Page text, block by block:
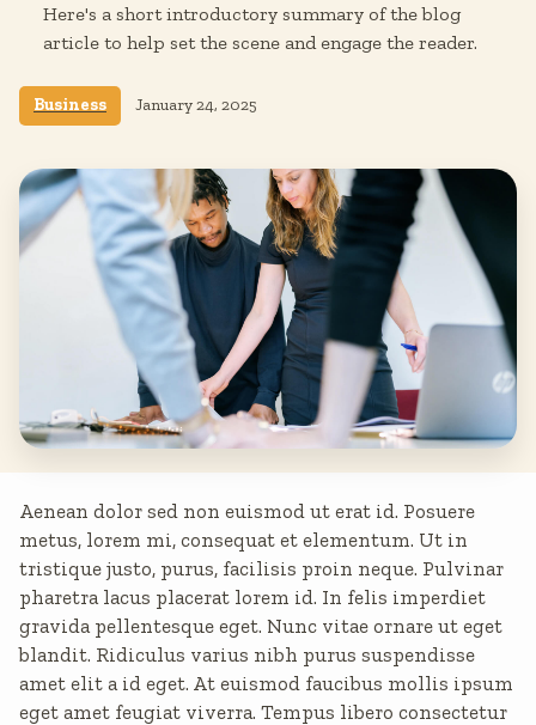
Here's a short introductory summary of the blog
article to help set the scene and engage the reader.
Business January 24, 2025
Aenean dolor sed non euismod ut erat id. Posuere
metus, lorem mi, consequat et elementum. Ut in
tristique justo, purus, facilisis proin neque. Pulvinar
pharetra lacus placerat lorem id. In felis imperdiet
gravida pellentesque eget. Nunc vitae ornare ut eget
blandit. Ridiculus varius nibh purus suspendisse
amet elit a id eget. At euismod faucibus mollis ipsum
eget amet feugiat viverra. Tempus libero consectetur